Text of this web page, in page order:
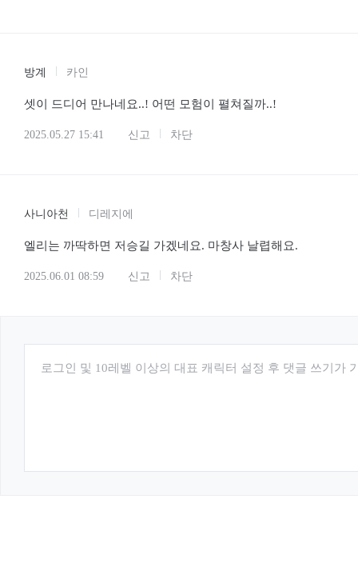
방계 카인
셋이 드디어 만나네요..! 어떤 모험이 펼쳐질까..!
2025.05.27 15:41 신고 차단
사니아천 디레지에
엘리는 까딱하면 저승길 가겠네요. 마창사 날렵해요.
2025.06.01 08:59 신고 차단
로그인 및 10레벨 이상의 대표 캐릭터 설정 후 댓글 쓰기가